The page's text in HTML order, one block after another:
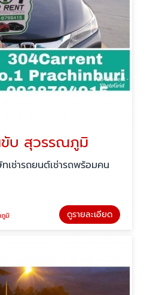
ขับ สุวรรณภูมิ
ช่ารถยนต์เช่ารถพร้อมคน
มิ ดูรายละเอียด